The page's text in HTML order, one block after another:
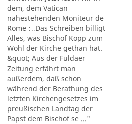
dem, dem Vatican
nahestehenden Moniteur de
Rome : „Das Schreiben billigt
Alles, was Bischof Kopp zum
Wohl der Kirche gethan hat.
&quot; Aus der Fuldaer
Zeitung erfährt man
außerdem, daß schon
während der Berathung des
letzten Kirchengesetzes im
preußischen Landtag der
Papst dem Bischof se ..."